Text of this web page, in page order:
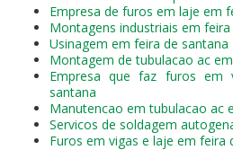
Empresa de furos em laje em
Montagens industriais em
Usinagem em feira de santana
Montagem de tubulacao ac
Empresa que faz furos
santana
Manutencao em tubulacao ac
Servicos de soldagem
Furos em vigas e laje em feira